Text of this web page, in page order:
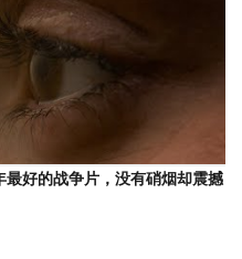
最好的战争片，没有硝烟却震撼